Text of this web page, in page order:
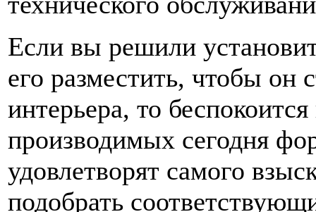
Если вы решили
его разместить, чтобы
интерьера, то
производимых сегодня
удовлетворят самого
подобрать